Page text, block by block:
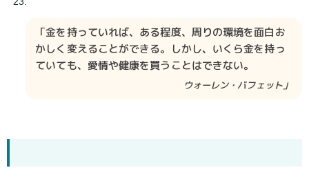
「金を持っていれば、ある程度、周りの環境を面白お
かしく変えることができる。しかし、いくら金を持っ
ていても、愛情や健康を買うことはできない。
ウォーレン・バフェット」